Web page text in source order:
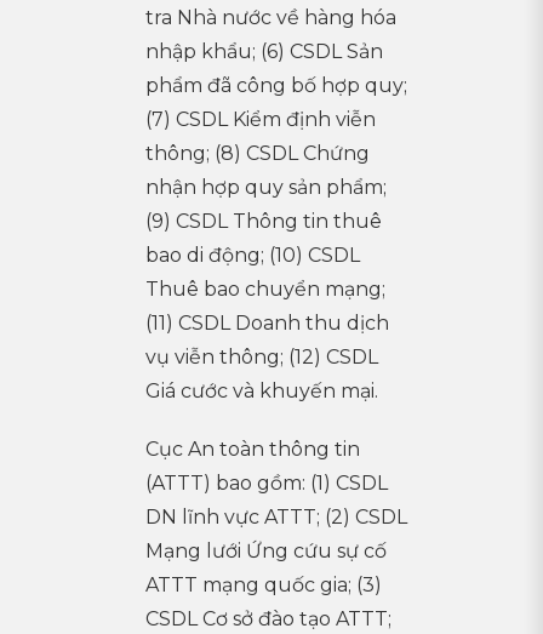
tra Nhà nước về hàng hóa
nhập khẩu; (6) CSDL Sản
phẩm đã công bố hợp quy;
(7) CSDL Kiểm định viễn
thông; (8) CSDL Chứng
nhận hợp quy sản phẩm;
(9) CSDL Thông tin thuê
bao di động; (10) CSDL
Thuê bao chuyển mạng;
(11) CSDL Doanh thu dịch
vụ viễn thông; (12) CSDL
Giá cước và khuyến mại.
Cục An toàn thông tin
(ATTT) bao gồm: (1) CSDL
DN lĩnh vực ATTT; (2) CSDL
Mạng lưới Ứng cứu sự cố
ATTT mạng quốc gia; (3)
CSDL Cơ sở đào tạo ATTT;